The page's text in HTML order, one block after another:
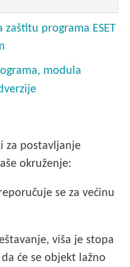
programa ESET
modula
za postavljanje
okruženje:
se za većinu
viša je stopa
će se objekt lažno